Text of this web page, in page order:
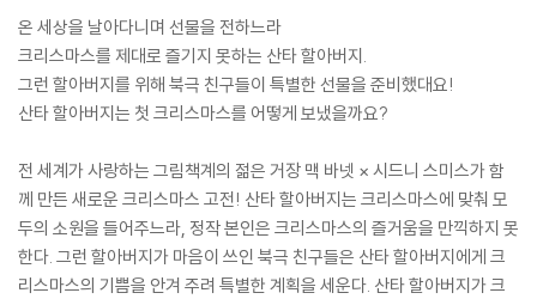
온 세상을 날아다니며 선물을 전하느라
크리스마스를 제대로 즐기지 못하는 산타 할아버지.
그런 할아버지를 위해 북극 친구들이 특별한 선물을 준비했대요!
산타 할아버지는 첫 크리스마스를 어떻게 보냈을까요?
전 세계가 사랑하는 그림책계의 젊은 거장 맥 바넷 × 시드니 스미스가 함
께 만든 새로운 크리스마스 고전! 산타 할아버지는 크리스마스에 맞춰 모
두의 소원을 들어주느라, 정작 본인은 크리스마스의 즐거움을 만끽하지 못
한다. 그런 할아버지가 마음이 쓰인 북극 친구들은 산타 할아버지에게 크
리스마스의 기쁨을 안겨 주려 특별한 계획을 세운다. 산타 할아버지가 크